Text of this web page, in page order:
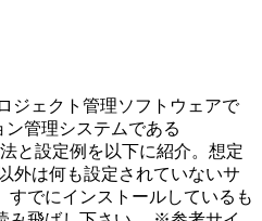
ジェクト管理ソフトウェアで
ン管理システムである
と設定例を以下に紹介。想定
外は何も設定されていないサ
すでにインストールしているも